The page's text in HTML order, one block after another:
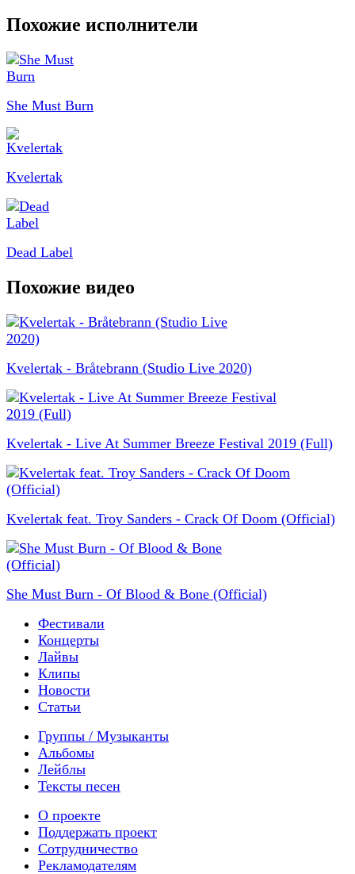
Похожие исполнители
She Must Burn
Kvelertak
Dead Label
Похожие видео
Kvelertak - Bråtebrann (Studio Live 2020)
Kvelertak - Live At Summer Breeze Festival 2019 (Full)
Kvelertak feat. Troy Sanders - Crack Of Doom (Official)
She Must Burn - Of Blood & Bone (Official)
Фестивали
Концерты
Лайвы
Клипы
Новости
Статьи
Группы / Музыканты
Альбомы
Лейблы
Тексты песен
О проекте
Поддержать проект
Сотрудничество
Рекламодателям